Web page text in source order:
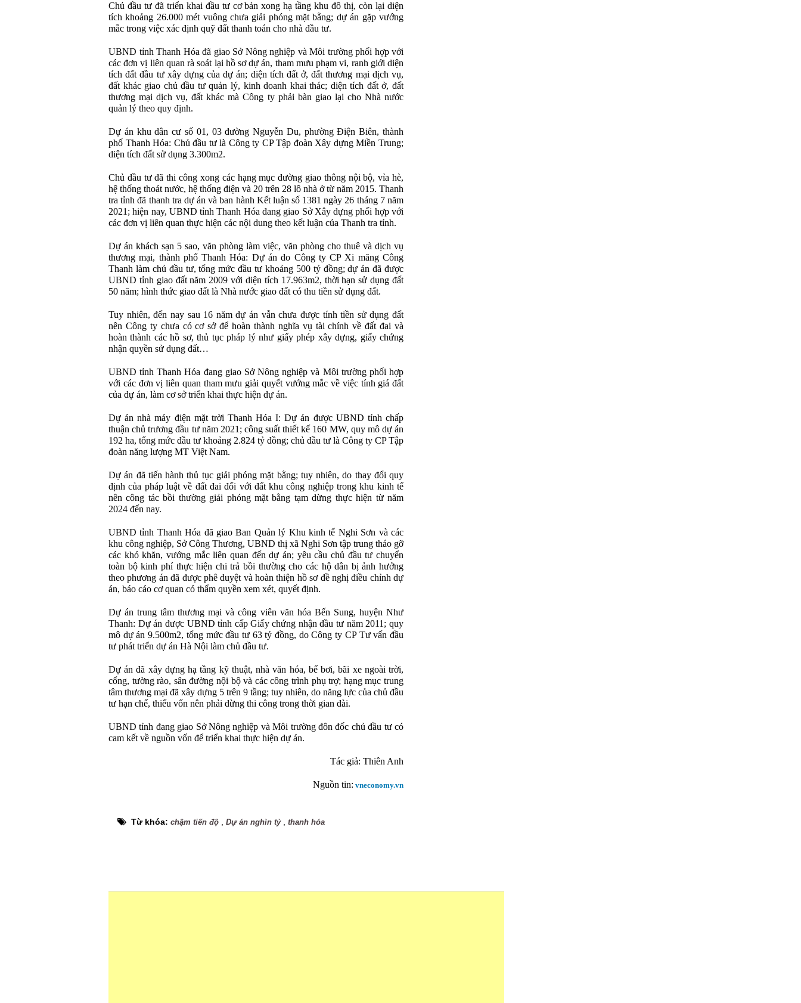
Chủ đầu tư đã triển khai đầu tư cơ bản xong hạ tầng khu đô thị, còn lại diện
tích khoảng 26.000 mét vuông chưa giải phóng mặt bằng; dự án gặp vướng
mắc trong việc xác định quỹ đất thanh toán cho nhà đầu tư.
UBND tỉnh Thanh Hóa đã giao Sở Nông nghiệp và Môi trường phối hợp với
các đơn vị liên quan rà soát lại hồ sơ dự án, tham mưu phạm vi, ranh giới diện
tích đất đầu tư xây dựng của dự án; diện tích đất ở, đất thương mại dịch vụ,
đất khác giao chủ đầu tư quản lý, kinh doanh khai thác; diện tích đất ở, đất
thương mại dịch vụ, đất khác mà Công ty phải bàn giao lại cho Nhà nước
quản lý theo quy định.
Dự án khu dân cư số 01, 03 đường Nguyễn Du, phường Điện Biên, thành
phố Thanh Hóa: Chủ đầu tư là Công ty CP Tập đoàn Xây dựng Miền Trung;
diện tích đất sử dụng 3.300m2.
Chủ đầu tư đã thi công xong các hạng mục đường giao thông nội bộ, vỉa hè,
hệ thống thoát nước, hệ thống điện và 20 trên 28 lô nhà ở từ năm 2015. Thanh
tra tỉnh đã thanh tra dự án và ban hành Kết luận số 1381 ngày 26 tháng 7 năm
2021; hiện nay, UBND tỉnh Thanh Hóa đang giao Sở Xây dựng phối hợp với
các đơn vị liên quan thực hiện các nội dung theo kết luận của Thanh tra tỉnh.
Dự án khách sạn 5 sao, văn phòng làm việc, văn phòng cho thuê và dịch vụ
thương mại, thành phố Thanh Hóa: Dự án do Công ty CP Xi măng Công
Thanh làm chủ đầu tư, tổng mức đầu tư khoảng 500 tỷ đồng; dự án đã được
UBND tỉnh giao đất năm 2009 với diện tích 17.963m2, thời hạn sử dụng đất
50 năm; hình thức giao đất là Nhà nước giao đất có thu tiền sử dụng đất.
Tuy nhiên, đến nay sau 16 năm dự án vẫn chưa được tính tiền sử dụng đất
nên Công ty chưa có cơ sở để hoàn thành nghĩa vụ tài chính về đất đai và
hoàn thành các hồ sơ, thủ tục pháp lý như giấy phép xây dựng, giấy chứng
nhận quyền sử dụng đất…
UBND tỉnh Thanh Hóa đang giao Sở Nông nghiệp và Môi trường phối hợp
với các đơn vị liên quan tham mưu giải quyết vướng mắc về việc tính giá đất
của dự án, làm cơ sở triển khai thực hiện dự án.
Dự án nhà máy điện mặt trời Thanh Hóa I: Dự án được UBND tỉnh chấp
thuận chủ trương đầu tư năm 2021; công suất thiết kế 160 MW, quy mô dự án
192 ha, tổng mức đầu tư khoảng 2.824 tỷ đồng; chủ đầu tư là Công ty CP Tập
đoàn năng lượng MT Việt Nam.
Dự án đã tiến hành thủ tục giải phóng mặt bằng; tuy nhiên, do thay đổi quy
định của pháp luật về đất đai đối với đất khu công nghiệp trong khu kinh tế
nên công tác bồi thường giải phóng mặt bằng tạm dừng thực hiện từ năm
2024 đến nay.
UBND tỉnh Thanh Hóa đã giao Ban Quản lý Khu kinh tế Nghi Sơn và các
khu công nghiệp, Sở Công Thương, UBND thị xã Nghi Sơn tập trung tháo gỡ
các khó khăn, vướng mắc liên quan đến dự án; yêu cầu chủ đầu tư chuyển
toàn bộ kinh phí thực hiện chi trả bồi thường cho các hộ dân bị ảnh hưởng
theo phương án đã được phê duyệt và hoàn thiện hồ sơ đề nghị điều chỉnh dự
án, báo cáo cơ quan có thẩm quyền xem xét, quyết định.
Dự án trung tâm thương mại và công viên văn hóa Bến Sung, huyện Như
Thanh: Dự án được UBND tỉnh cấp Giấy chứng nhận đầu tư năm 2011; quy
mô dự án 9.500m2, tổng mức đầu tư 63 tỷ đồng, do Công ty CP Tư vấn đầu
tư phát triển dự án Hà Nội làm chủ đầu tư.
Dự án đã xây dựng hạ tầng kỹ thuật, nhà văn hóa, bể bơi, bãi xe ngoài trời,
cổng, tường rào, sân đường nội bộ và các công trình phụ trợ; hạng mục trung
tâm thương mại đã xây dựng 5 trên 9 tầng; tuy nhiên, do năng lực của chủ đầu
tư hạn chế, thiếu vốn nên phải dừng thi công trong thời gian dài.
UBND tỉnh đang giao Sở Nông nghiệp và Môi trường đôn đốc chủ đầu tư có
cam kết về nguồn vốn để triển khai thực hiện dự án.
Tác giả: Thiên Anh
Nguồn tin: vneconomy.vn
Từ khóa: chậm tiến độ Dự án nghìn tỷ, thanh hóa